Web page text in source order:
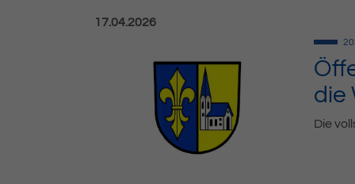
Veröffentlicht am:
17.04.2026
die
Die